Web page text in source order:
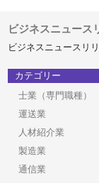
ビジネスニュース
ビジネスニュースリ
カテゴリー
士業（専門職種）
運送業
人材紹介業
製造業
通信業